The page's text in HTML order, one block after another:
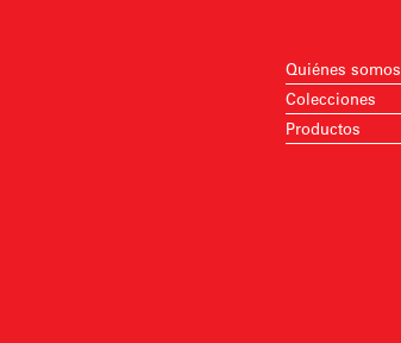
Quiénes somos
Colecciones
Productos